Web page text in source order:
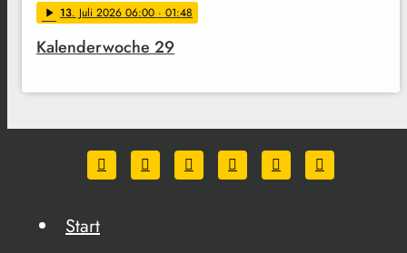
play_arrow 13. Juli 2026 06:00 · 01:48
Kalenderwoche 29
Start